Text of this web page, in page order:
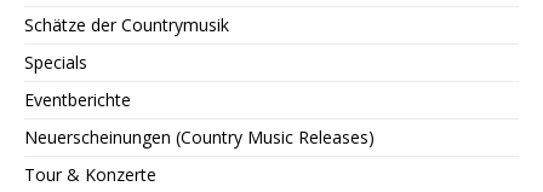
Schätze der Countrymusik
Specials
Eventberichte
Neuerscheinungen (Country Music Releases)
Tour & Konzerte